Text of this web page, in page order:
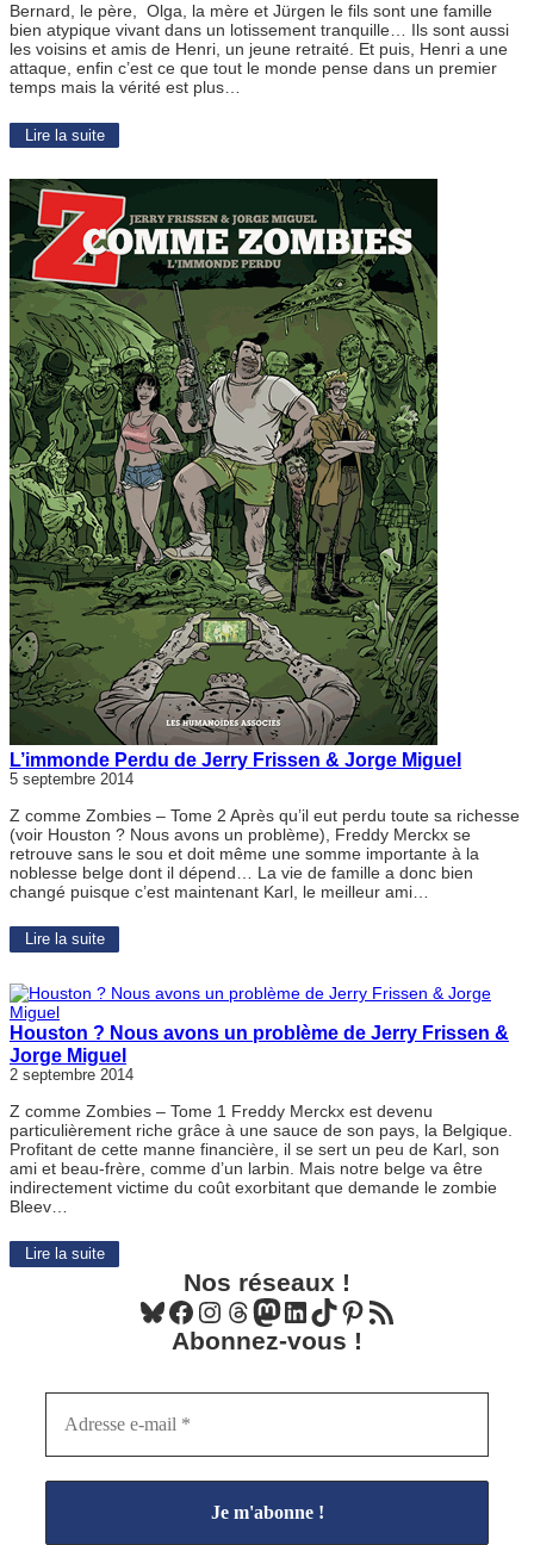
Bernard, le père, Olga, la mère et Jürgen le fils sont une famille
bien atypique vivant dans un lotissement tranquille… Ils sont aussi
les voisins et amis de Henri, un jeune retraité. Et puis, Henri a une
attaque, enfin c’est ce que tout le monde pense dans un premier
temps mais la vérité est plus…
Lire la suite
L’immonde Perdu de Jerry Frissen & Jorge Miguel
5 septembre 2014
Z comme Zombies – Tome 2 Après qu’il eut perdu toute sa richesse
(voir Houston ? Nous avons un problème), Freddy Merckx se
retrouve sans le sou et doit même une somme importante à la
noblesse belge dont il dépend… La vie de famille a donc bien
changé puisque c’est maintenant Karl, le meilleur ami…
Lire la suite
Houston ? Nous avons un problème de Jerry Frissen &
Jorge Miguel
2 septembre 2014
Z comme Zombies – Tome 1 Freddy Merckx est devenu
particulièrement riche grâce à une sauce de son pays, la Belgique.
Profitant de cette manne financière, il se sert un peu de Karl, son
ami et beau-frère, comme d’un larbin. Mais notre belge va être
indirectement victime du coût exorbitant que demande le zombie
Bleev…
Lire la suite
Nos réseaux !
Bluesky Facebook Instagram Threads Mastodon LinkedIn TikTok Pinterest Flux RSS
Abonnez-vous !